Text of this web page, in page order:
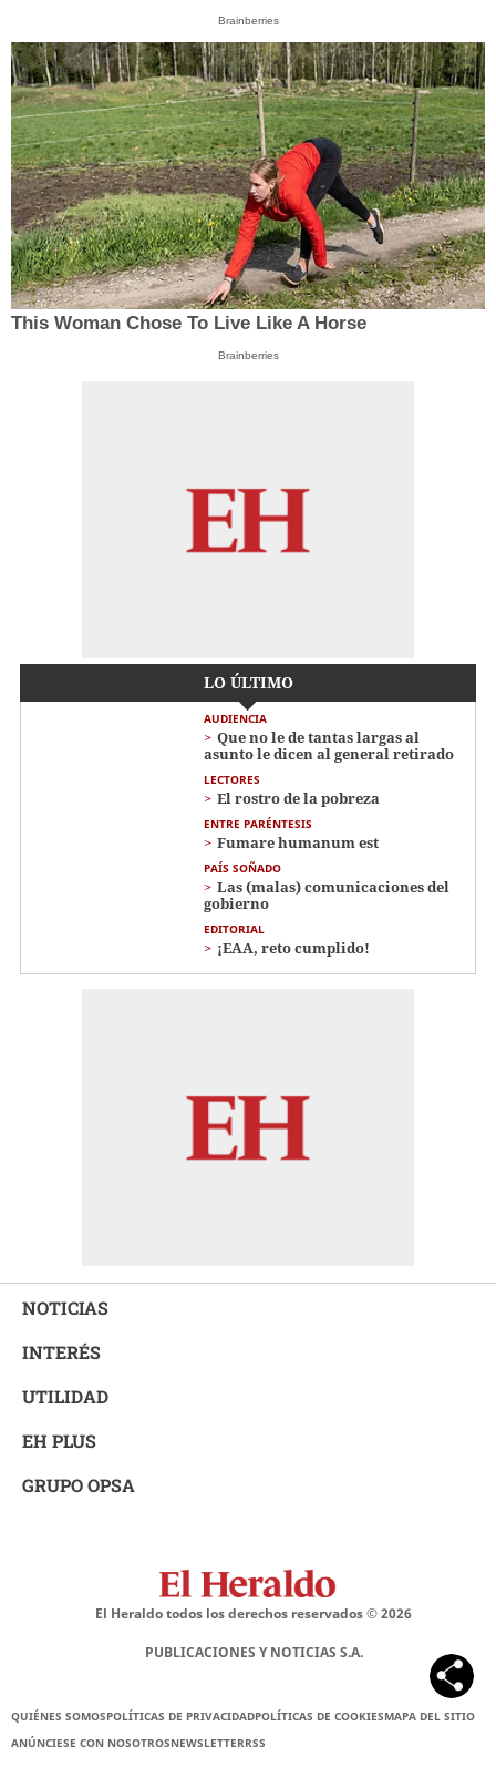
Brainberries
This Woman Chose To Live Like A Horse
Brainberries
LO ÚLTIMO
AUDIENCIA
Que no le de tantas largas al
asunto le dicen al general retirado
LECTORES
El rostro de la pobreza
ENTRE PARÉNTESIS
Fumare humanum est
PAÍS SOÑADO
Las (malas) comunicaciones del
gobierno
EDITORIAL
¡EAA, reto cumplido!
NOTICIAS
INTERÉS
UTILIDAD
EH PLUS
GRUPO OPSA
El Heraldo todos los derechos reservados ©2026
PUBLICACIONES Y NOTICIAS S.A.
QUIÉNES SOMOSPOLÍTICAS DE PRIVACIDADPOLÍTICAS DE COOKIESMAPA DEL SITIO
ANÚNCIESE CON NOSOTROSNEWSLETTERRSS